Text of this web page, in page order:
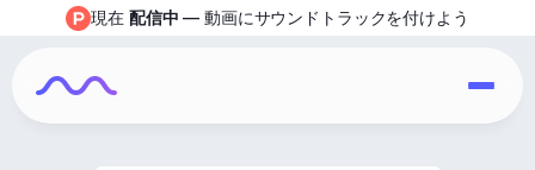
現在 配信中 — 動画にサウンドトラックを付けよう